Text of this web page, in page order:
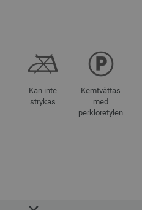
Kan inte
strykas
Kemtvättas
med
perkloretylen